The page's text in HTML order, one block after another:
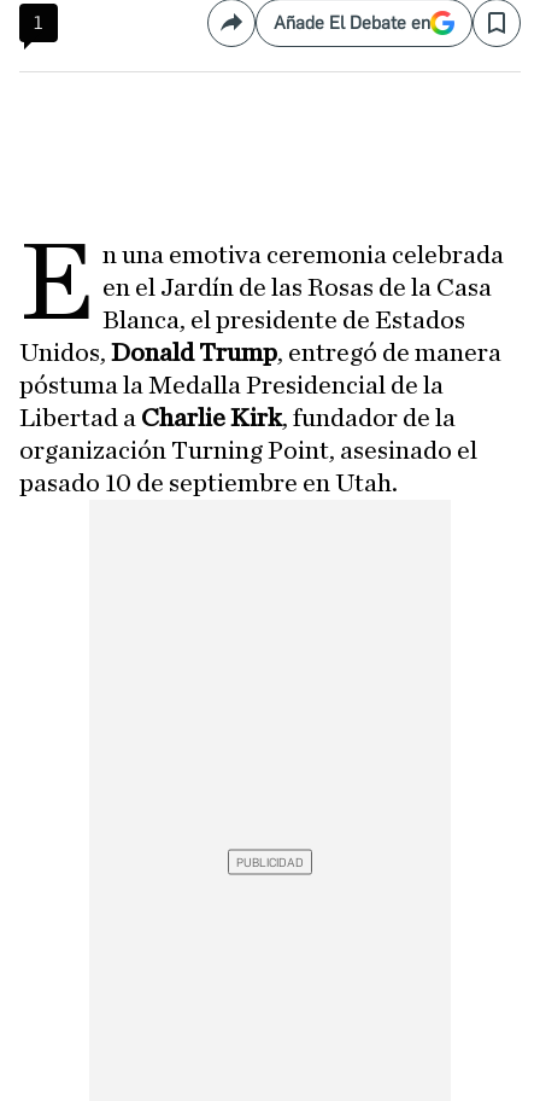
1 CompartirAñade El Debate en Save
E n una emotiva ceremonia celebrada
en el Jardín de las Rosas de la Casa
Blanca, el presidente de Estados
Unidos, Donald Trump, entregó de manera
póstuma la Medalla Presidencial de la
Libertad a Charlie Kirk, fundador de la
organización Turning Point, asesinado el
pasado 10 de septiembre en Utah.